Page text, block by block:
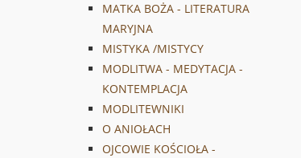
MATKA BOŻA - LITERATURA
MARYJNA
MISTYKA /MISTYCY
MODLITWA - MEDYTACJA -
KONTEMPLACJA
MODLITEWNIKI
O ANIOŁACH
OJCOWIE KOŚCIOŁA -